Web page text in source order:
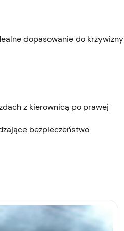
dopasowanie do krzywizny
z kierownicą po prawej
bezpieczeństwo